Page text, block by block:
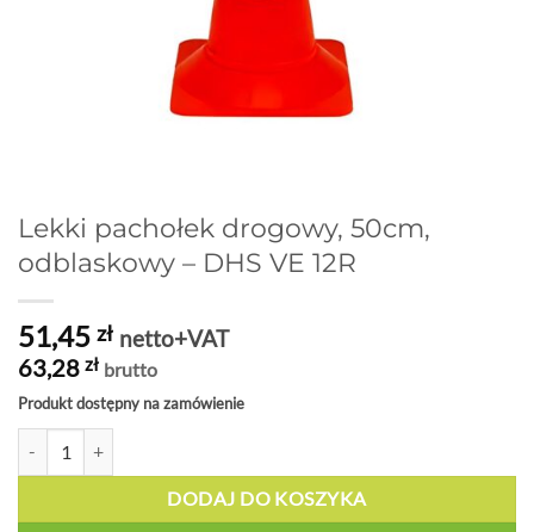
Lekki pachołek drogowy, 50cm,
odblaskowy – DHS VE 12R
51,45 zł netto+VAT
63,28 zł brutto
Produkt dostępny na zamówienie
DODAJ DO KOSZYKA